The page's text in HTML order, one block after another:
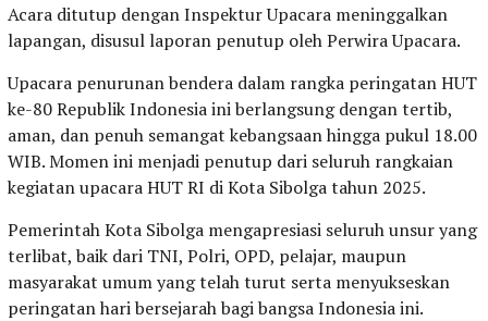
Acara ditutup dengan Inspektur Upacara meninggalkan
lapangan, disusul laporan penutup oleh Perwira Upacara.
Upacara penurunan bendera dalam rangka peringatan HUT
ke-80 Republik Indonesia ini berlangsung dengan tertib,
aman, dan penuh semangat kebangsaan hingga pukul 18.00
WIB. Momen ini menjadi penutup dari seluruh rangkaian
kegiatan upacara HUT RI di Kota Sibolga tahun 2025.
Pemerintah Kota Sibolga mengapresiasi seluruh unsur yang
terlibat, baik dari TNI, Polri, OPD, pelajar, maupun
masyarakat umum yang telah turut serta menyukseskan
peringatan hari bersejarah bagi bangsa Indonesia ini.